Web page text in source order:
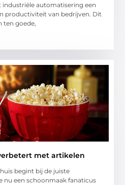
industriële automatisering een
productiviteit van bedrijven. Dit
ten goede,
met artikelen
begint bij de juiste
nu een schoonmaak fanaticus